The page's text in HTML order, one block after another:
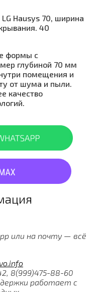
Hausys 70, ширина
40
формы с
глубиной 70 мм
помещения и
от шума и пыли.
качество
или на почту — всё
8(999)475-88-60
работает с